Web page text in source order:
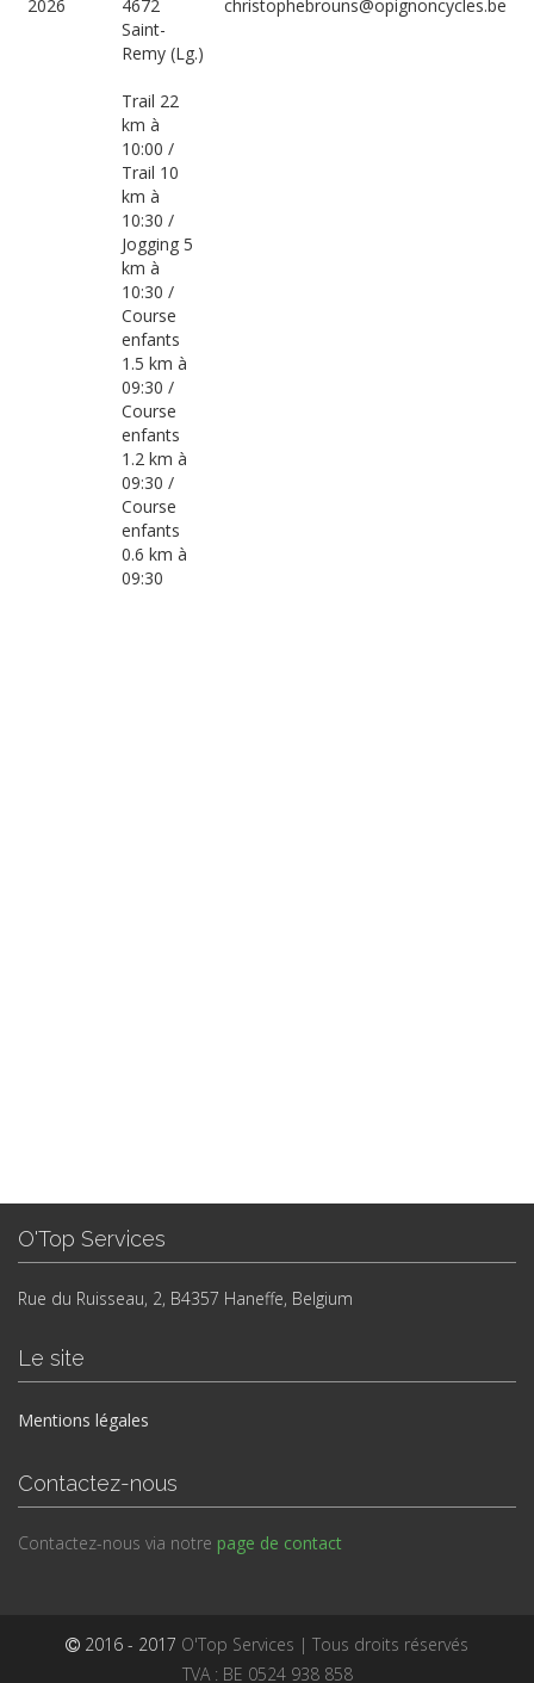
2026
4672
Saint-
Remy (Lg.)
Trail 22
km à
10:00 /
Trail 10
km à
10:30 /
Jogging 5
km à
10:30 /
Course
enfants
1.5 km à
09:30 /
Course
enfants
1.2 km à
09:30 /
Course
enfants
0.6 km à
09:30
christophebrouns@opignoncycles.be
O'Top Services
Rue du Ruisseau, 2, B4357 Haneffe, Belgium
Le site
Mentions légales
Contactez-nous
Contactez-nous via notre page de contact
2016 - 2017 O'Top Services | Tous droits réservés
TVA : BE 0524 938 858